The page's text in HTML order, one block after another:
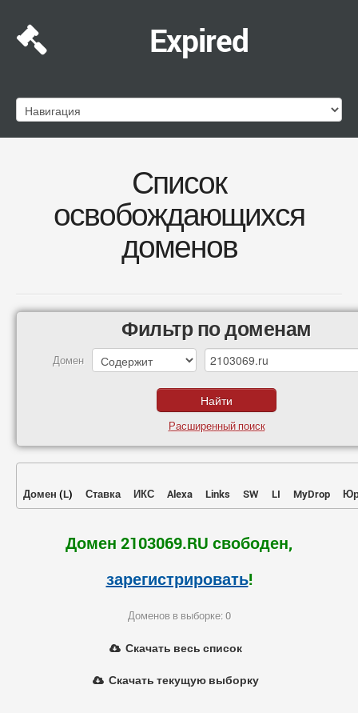
Expired
Список
освобождающихся
доменов
Фильтр по доменам
Домен
Расширенный поиск
Домен (L) Ставка ИКС Alexa Links SW LI MyDrop
Домен 2103069.RU свободен,
зарегистрировать!
Доменов в выборке: 0
Скачать весь список
Скачать текущую выборку